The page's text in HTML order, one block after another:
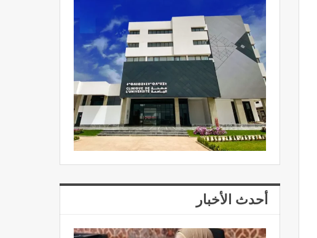
أحدث الأخبار